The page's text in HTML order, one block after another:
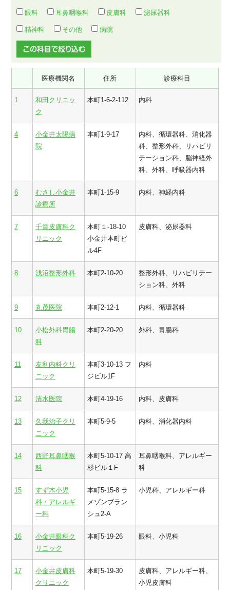
眼科 耳鼻咽喉科 皮膚科 泌尿器科
精神科 その他 病院
医療機関名 住所 診療科目
1
和田クリニッ
ク
本町1-6-2-112 内科
4
小金井太陽病
院
本町1-9-17
内科、循環器科、消化器
科、整形外科、リハビリ
テーション科、脳神経外
科、外科、呼吸器内科
6
むさし小金井
診療所
本町1-15-9 内科、神経内科
7
千賀皮膚科ク
リニック
本町１-18-10
小金井本町ビ
ル4F
皮膚科、泌尿器科
8 浅沼整形外科 本町2-10-20
整形外科、リハビリテー
ション科、外科
9 丸茂医院 本町2-12-1 内科、循環器科
10
小松外科胃腸
科
本町2-20-20 外科、胃腸科
11
友利内科クリ
ニック
本町3-10-13 フ
ジビル1F
内科
12 清水医院 本町4-19-16 内科、皮膚科
13
久我治子クリ
ニック
本町5-9-5 内科、消化器内科
14
西野耳鼻咽喉
科
本町5-10-17 高
杉ビル１F
耳鼻咽喉科、アレルギー
科
15
すず木小児
科・アレルギ
ー科
本町5-15-8 ラ
メゾンブラン
シュ2‐A
小児科、アレルギー科
16
小金井眼科ク
リニック
本町5-19-26 眼科、小児科
17
小金井皮膚科
クリニック
本町5-19-30
皮膚科、アレルギー科、
小児皮膚科